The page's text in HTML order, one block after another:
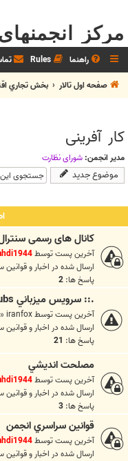
مرکز
راهنما Rules
صفحه اول تالار
بخش تجاري
کار آفرینی
مدیر انجمن: شوراي نظارت
موضوع جدید
کانال های رسمی
آخرین پست توسط
ارسال شده در اخبار و
پاسخ ها: 2
.:: سرويس ميزباني CentralClubs ::.
آخرین پست توسطiranfox
«
ارسال شده در اخبار و
پاسخ ها: 21
مصلحت انديشي
آخرین پست توسط
ارسال شده در اخبار و
پاسخ ها: 3
قوانين سراسري انجمن
آخرین پست توسط
ارسال شده در اخبار و